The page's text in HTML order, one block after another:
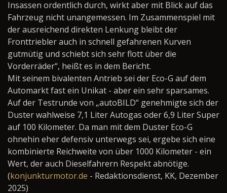
Insassen ordentlich durch, wirkt aber mit Blick auf das
Fahrzeug nicht unangemessen. Im Zusammenspiel mit
der ausreichend direkten Lenkung bleibt der
Fronttriebler auch in schnell gefahrenen Kurven
gutmütig und schiebt sich sehr flott über die
Vorderräder“, heißt es in dem Bericht.
Mit seinem bivalenten Antrieb sei der Eco-G auf dem
Automarkt fast ein Unikat - aber ein sehr sparsames.
Auf der Testrunde von „autoBILD“ genehmigte sich der
Duster wahlweise 7,1 Liter Autogas oder 6,9 Liter Super
auf 100 Kilometer. Da man mit dem Duster Eco-G
ohnehin eher defensiv unterwegs sei, ergebe sich eine
kombinierte Reichweite von über 1000 Kilometer - ein
Wert, der auch Dieselfahrern Respekt abnötige.
(konjunkturmotor.de - Redaktionsdienst, KK, Dezember
2025)